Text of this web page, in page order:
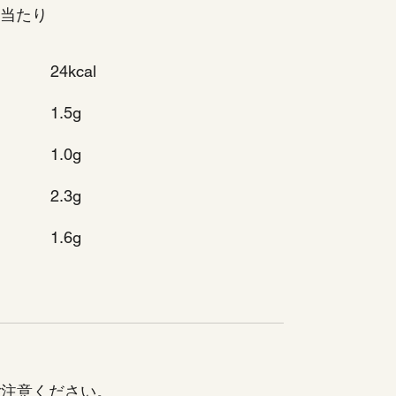
たり
24kcal
1.5g
1.0g
2.3g
1.6g
意ください。